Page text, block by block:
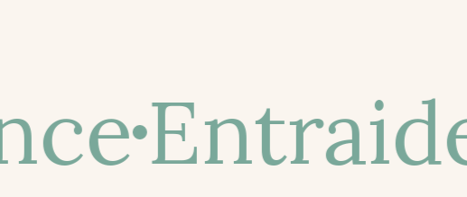
Entraide